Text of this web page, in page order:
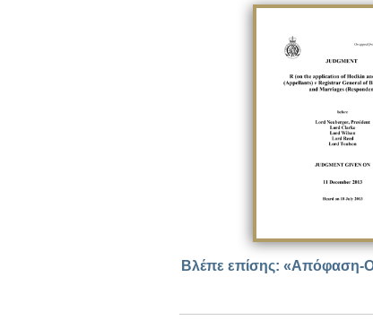
Βλέπε επίσης: «Απόφαση-